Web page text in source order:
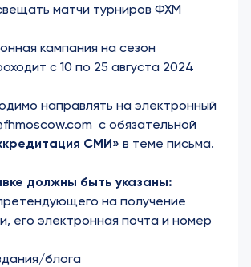
матчи турниров ФХМ
кампания на сезон
с 10 по 25 августа 2024
направлять на электронный
с обязательной
СМИ» в теме письма.
должны быть указаны:
на получение
его электронная почта и номер
блога